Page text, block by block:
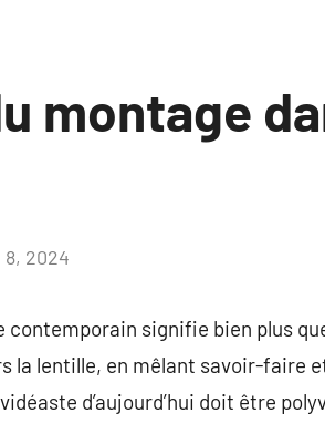
montage
8, 2024
signifie bien plus
la lentille, en mêlant savoir-faire
d’aujourd’hui doit être